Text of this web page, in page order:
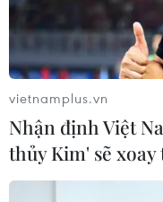
vietnamplus.vn
Nhận định Việt
thủy Kim' sẽ